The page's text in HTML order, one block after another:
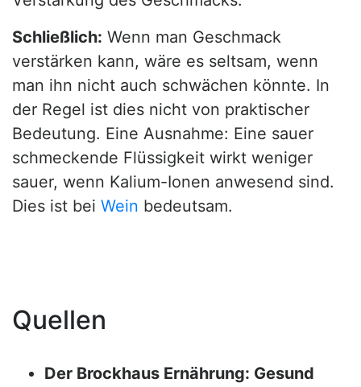
Schließlich: Wenn man Geschmack
verstärken kann, wäre es seltsam, wenn
man ihn nicht auch schwächen könnte. In
der Regel ist dies nicht von praktischer
Bedeutung. Eine Ausnahme: Eine sauer
schmeckende Flüssigkeit wirkt weniger
sauer, wenn Kalium-Ionen anwesend sind.
Dies ist bei Wein bedeutsam.
Quellen
Der Brockhaus Ernährung: Gesund